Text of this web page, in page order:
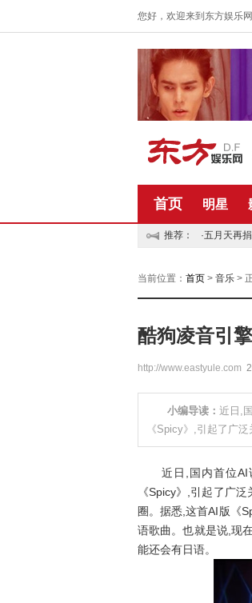
您好，欢迎来到东方娱乐网
首页 明星
推荐： ·五月天再
当前位置： 首页 > 音乐 >
酷狗凌音引
http://www.eastyule.com
小编导读：近日,
《Spicy》,引起了广泛
近日,国内首位AI说
《Spicy》,引起了广
圈。据悉,这首AI版《
语歌曲。也就是说,现
能还会有日语。